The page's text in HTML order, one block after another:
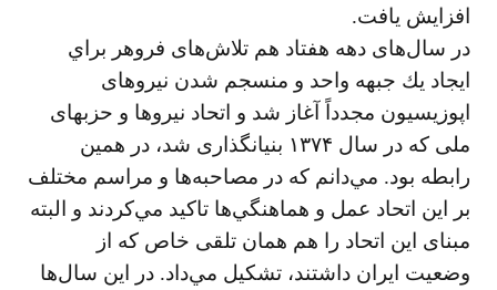
افزايش يافت.
در سال‌های دهه هفتاد هم تلاش‌های فروهر براي
ايجاد يك جبهه واحد و منسجم شدن نيروهای
اپوزيسيون مجدداً آغاز شد و اتحاد نيروها و حزبهای
ملی كه در سال ۱۳۷۴ بنيانگذاری شد، در همين
رابطه بود. مي‌دانم كه در مصاحبه‌ها و مراسم مختلف
بر اين اتحاد عمل و هماهنگي‌ها تاكيد مي‌كردند و البته
مبنای اين اتحاد را هم همان تلقی خاص كه از
وضعيت ايران داشتند، تشكيل مي‌داد. در اين سال‌ها